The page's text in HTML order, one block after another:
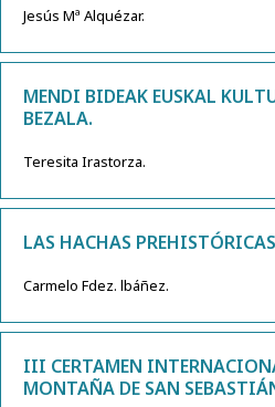
Jesús Mª Alquézar.
MENDI BIDEAK EUSKAL
BEZALA.
Teresita Irastorza.
LAS HACHAS
Carmelo Fdez. lbáñez.
III CERTAMEN
MONTAÑA DE SAN